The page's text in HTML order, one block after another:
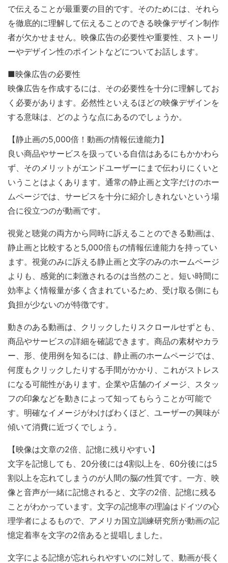
で伝えることが最重要の目的です。そのためには、それら
を徹底的に理解して伝えることのできる映像デザイン制作
者が欠かせません。映像広告の必要性や重要性、ストーリ
ーやデザイン性のポイントなどについてお話します。
■映像広告の必要性
映像広告を作成するには、その必要性を十分に理解してお
く必要があります。必然性といえるほどの映像デザインを
する意味は、どのような点にあるのでしょうか。
【静止画の5,000倍！動画の情報伝達能力】
良い商品やサービスを扱っている自信はあるにもかかわら
ず、そのメリットがエンドユーザーにまで伝わりにくいと
いうことはよくあります。通常の静止画と文字だけのホー
ムページでは、サービスを十分に紹介しきれないという場
合に役立つのが動画です。
視覚と聴覚の両方から同時に訴えることのできる動画は、
静止画と比較すると5,000倍もの情報伝達能力を持ってい
ます。視覚のみに訴える静止画と文字のみのホームページ
よりも、感覚的に刺激されるのは当然のこと。短い時間に
効率よく情報量が多く含まれているため、受け取る側にも
負担が少ないのが特徴です。
動きのある動画は、クリックしたりスクロールせずとも、
商品やサービスの詳細を確認できます。商品の素材やカラ
ー、形、使用例を知るには、静止画のホームページでは、
何度もクリックしたりする手間がかかり、これがストレス
になる可能性があります。企業や店舗のイメージ、スタッ
フの印象などを動きによって知ってもらうことが可能で
す。明確なイメージがわけばわくほど、ユーザーの興味が
傾いて消費に近づくでしょう。
【映像は文章の2倍、記憶に残りやすい】
文字を記憶しても、20分後には4割以上を、60分後には5
割以上を忘れてしまうのが人間の脳の性質です。一方、映
像と音声が一緒に記憶されると、文字の2倍、記憶に残る
ことがわかっています。文字の記憶率の理論はドイツの心
理学者によるもので、アメリカ国立訓練研究所が動画の記
憶定着率を文字の2倍あると提唱しました。
文字による記憶が忘れられやすいのに対して、動画が長く